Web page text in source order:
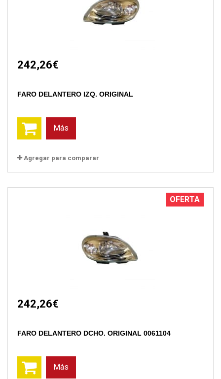
242,26€
FARO DELANTERO IZQ. ORlGINAL
Más
Agregar para comparar
OFERTA
242,26€
FARO DELANTERO DCHO. ORIGINAL 0061104
Más